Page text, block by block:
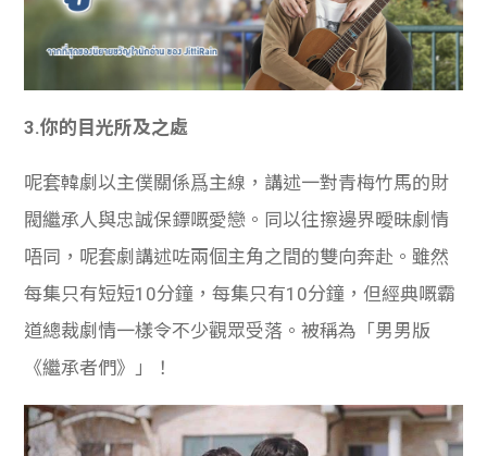
3.你的目光所及之處
呢套韓劇以主僕關係爲主線，講述一對青梅竹馬的財
閥繼承人與忠誠保鏢嘅愛戀。同以往擦邊界曖昧劇情
唔同，呢套劇講述咗兩個主角之間的雙向奔赴。雖然
每集只有短短10分鐘，每集只有10分鐘，但經典嘅霸
道總裁劇情一樣令不少觀眾受落。被稱為「男男版
《繼承者們》」！